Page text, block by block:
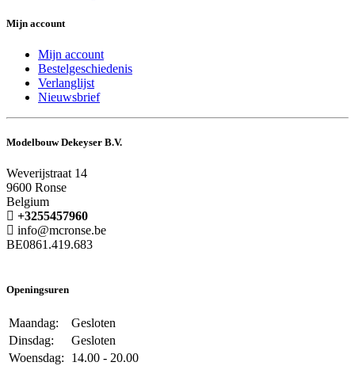
Mijn account
Mijn account
Bestelgeschiedenis
Verlanglijst
Nieuwsbrief
Modelbouw Dekeyser B.V.
Weverijstraat 14
9600 Ronse
Belgium
+3255457960
info@mcronse.be
BE0861.419.683
Openingsuren
Maandag:
Gesloten
Dinsdag:
Gesloten
Woensdag:
14.00 - 20.00